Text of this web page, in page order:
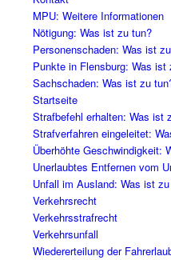
MPU: Weitere Informationen
Nötigung: Was ist zu tun?
Personenschaden: Was ist
Punkte in Flensburg: Was ist
Sachschaden: Was ist zu
Startseite
Strafbefehl erhalten: Was ist
Strafverfahren eingeleitet:
Überhöhte Geschwindigkeit:
Unerlaubtes Entfernen vom
Unfall im Ausland: Was ist
Verkehrsrecht
Verkehrsstrafrecht
Verkehrsunfall
Wiedererteilung der